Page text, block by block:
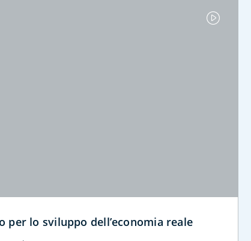
per lo sviluppo dell’economia reale